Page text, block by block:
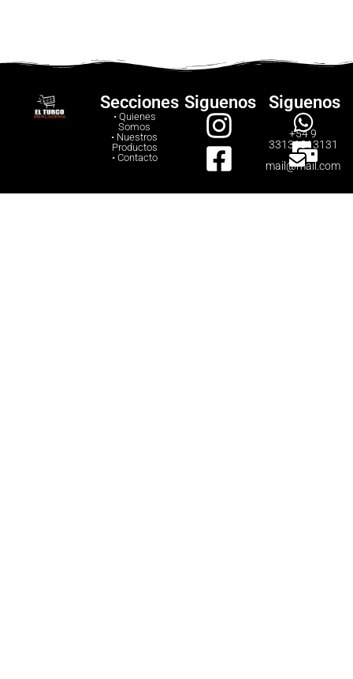
Secciones
• Quienes
Somos
• Nuestros
Productos
• Contacto
Siguenos Siguenos
+54 9
33131313131
mail@mail.com